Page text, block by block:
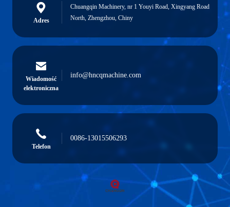
Adres
Chuangqin Machinery, nr 1 Youyi Road, Xingyang Road
North, Zhengzhou, Chiny
Wiadomość
elektroniczna
info@hncqmachine.com
Telefon
0086-13015506293